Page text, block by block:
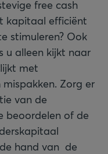
free cash
kapitaal efficiënt
stimuleren? Ook
u alleen kijkt naar
met
Zorg er
van de
beoordelen of de
hand van de